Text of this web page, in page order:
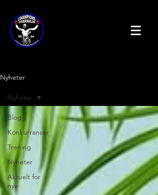
Nyheter
Blogg
Konkurranser
Trening
Nyheter
Aktuelt for
nye
Nyheter